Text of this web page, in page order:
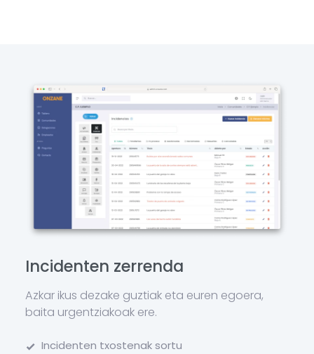
Incidenten zerrenda
Azkar ikus dezake guztiak eta euren egoera,
baita urgentziakoak ere.
Incidenten txostenak sortu